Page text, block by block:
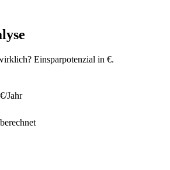
Einsparpotenzial in €.
Jahr